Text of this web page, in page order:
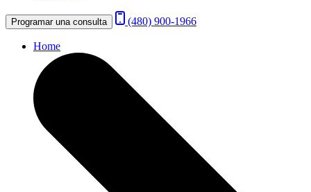
Programar una consulta (480) 900-1966
Home